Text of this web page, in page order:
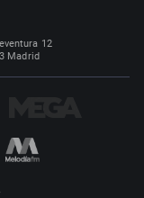
12
Madrid